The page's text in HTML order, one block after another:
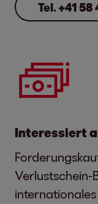
Tel. +41 58
Interessiert
internationales